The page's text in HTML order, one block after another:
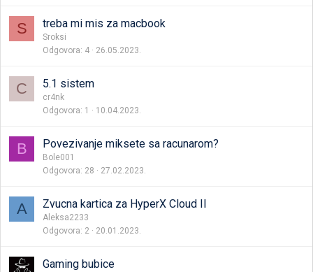
S treba mi mis za macbook
Sroksi
Odgovora 4 26.05.2023.
C 5.1 sistem
cr4nk
Odgovora 1 10.04.2023.
B Povezivanje miksete sa racunarom?
Bole001
Odgovora 28 27.02.2023.
A Zvucna kartica za HyperX Cloud II
Aleksa2233
Odgovora 2 20.01.2023.
Gaming bubice